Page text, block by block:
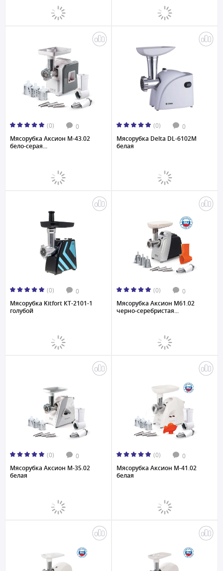
(0) 0
Мясорубка Аксион M-43.02
бело-серая...
(0) 0
Мясорубка Delta DL-6102M
белая
(0) 0
Мясорубка Kitfort КТ-2101-1
голубой
(0) 0
Мясорубка Аксион М61.02
черно-серебристая...
(0) 0
Мясорубка Аксион M-35.02
белая
(0) 0
Мясорубка Аксион M-41.02
белая